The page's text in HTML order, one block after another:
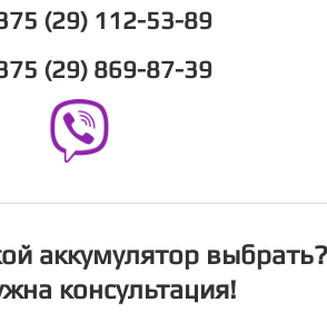
(29) 112-53-89
(29) 869-87-39
аккумулятор выбрать?
консультация!